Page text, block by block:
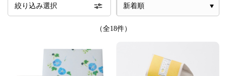
絞り込み選択
（全18件）